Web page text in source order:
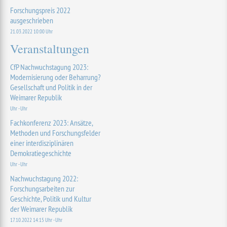
Forschungspreis 2022
ausgeschrieben
21.03.2022 10:00 Uhr
Veranstaltungen
CfP Nachwuchstagung 2023:
Modernisierung oder Beharrung?
Gesellschaft und Politik in der
Weimarer Republik
Uhr - Uhr
Fachkonferenz 2023: Ansätze,
Methoden und Forschungsfelder
einer interdisziplinären
Demokratiegeschichte
Uhr - Uhr
Nachwuchstagung 2022:
Forschungsarbeiten zur
Geschichte, Politik und Kultur
der Weimarer Republik
17.10.2022 14:15 Uhr - Uhr